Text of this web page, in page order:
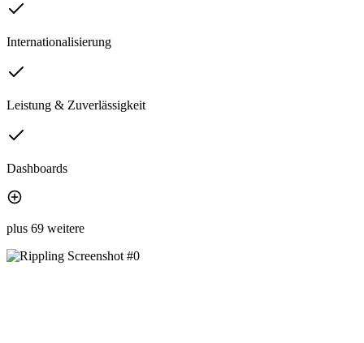
Internationalisierung
Leistung & Zuverlässigkeit
Dashboards
plus 69 weitere